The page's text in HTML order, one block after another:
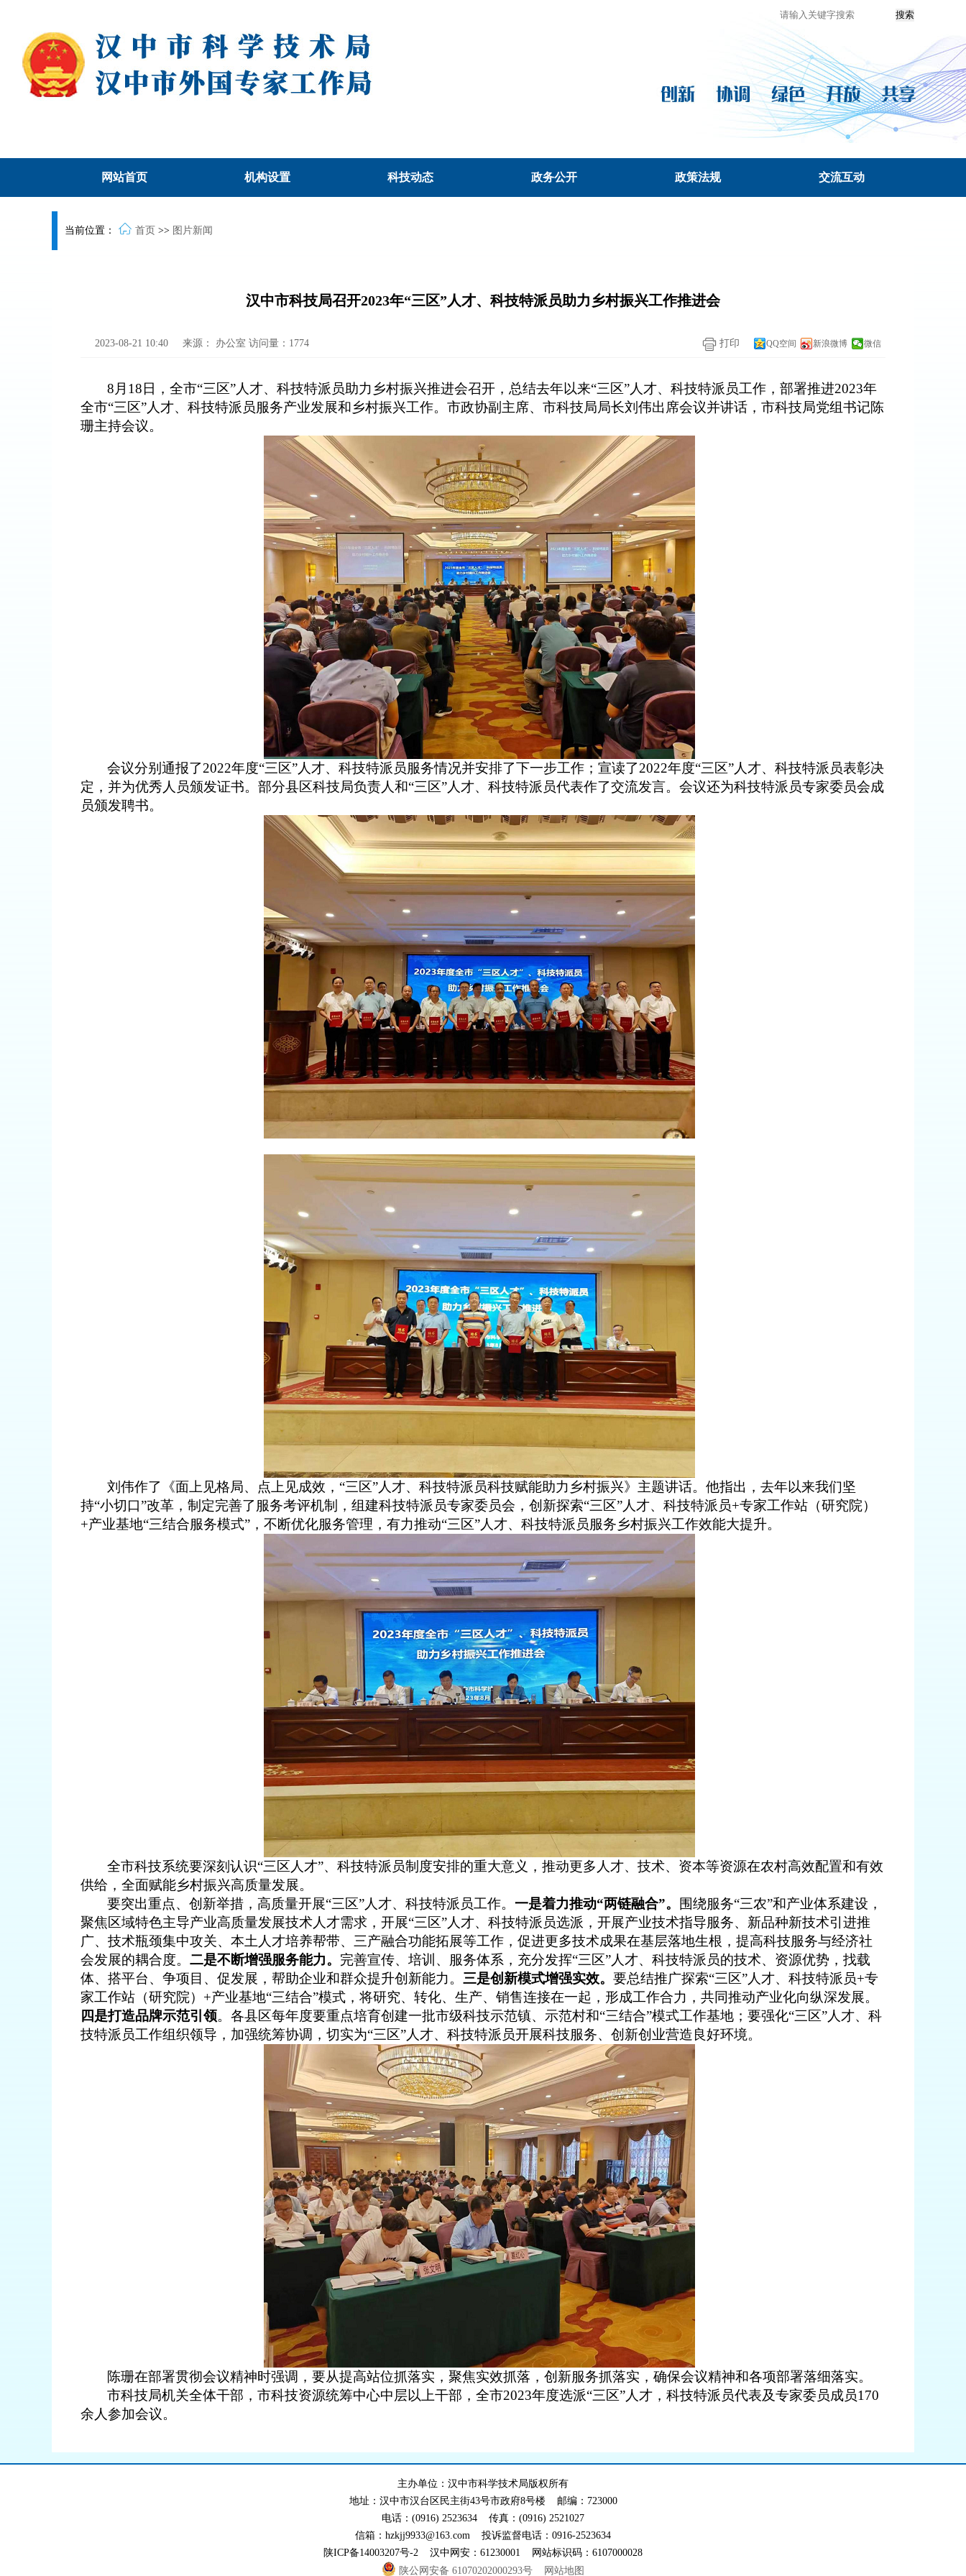
网站首页 机构设置 科技动态 政务公开 政策法规 交流互动
当前位置： 首页 >> 图片新闻
汉中市科技局召开2023年“三区”人才、科技特派员助力乡村振兴工作推进会
2023-08-21 10:40 来源： 办公室 访问量： 1774 打印 QQ空间 新浪微博 微信
8 月 18 日，全市“三区”人才、科技特派员助力乡村振兴推进会召开，总结去年以来“三区”人才、科技特派员工作，部署推进2023年
全市“三区”人才、 科技特派员服务产业发展和乡村振兴工作。市政协副主席、市科技局局长刘伟出席会议并讲话， 市科技局党组书记陈
珊主持会议。
会议分别通报了2022年度“三区”人才、科技特派员服务情况并安排了下一步工作；宣读了2022年度“三区”人才、科技特派员表彰决
定 ，并为优秀 人员颁发证书。 部分县区科技局负责人和“三区”人才、科技特派员代表作了交流发言。会议还为科技特派员专家委员会成
员颁发聘书。
刘伟作了《面上见格局、点上见成效，“三区”人才、科技特派员科技赋能助力乡村振兴》主题讲话。他指出，去年以来我们坚
持“小切口”改革，制定完善了 服务考评机制，组建科技特派员专家委员会， 创新探索“三区”人才、科技特派员+专家工作站（研究院）
+产业基地“三结合服务模式”，不断优化服务管理，有力推动“三区”人才、科技特派员服务乡村振兴工作效能大提升。
全市科技系统要深刻认识“三区人才”、科技特派员制度安排的重大意义 ，推动更多人才、技术、资本等资源在农村高效配置和有效
供给， 全面赋能乡村振兴高质量发展。
要突出重点、创新举措 ，高质量开展“三区”人才、科技特派员工作。一是着力推动“两链融合”。 围绕服务“三农”和产业体系建设，
聚焦区域特色主导产业高质量发展技术人才需求，开展“三区”人才、 科技特派员选派，开展产业技术指导服务、新品种新技术引进推
广、技术瓶颈集中攻关、本土人才培养帮带、三产融合功能拓展等工作，促进更多技术成果在基层落地生根， 提高科技服务与经济社
会发展的耦合度。 二是不断增强服务能力。 完善宣传、培训、服务体系， 充分发挥“三区”人才、科技特派员的技术、资源优势，找载
体、搭平台、争项目、 促发展，帮助企业和群众提升创新能力。 三是创新模式增强实效。 要总结推广探索“三区”人才、科技特派员+专
家工作站（研究院） +产业基地“三结合”模式，将研究、转化、生产、 销售连接在一起， 形成工作合力，共同推动产业化向纵深发展。
四是打造品牌示范引领。各县区每年度要重点培育创建一批市级科技示范镇、示范村和“三结合”模式工作基地； 要强化“三区”人才、科
技特派员工作组织领导 ，加强统筹协调， 切实为“三区”人才、科技特派员开展科技服务、创新创业营造良好环境。
陈珊在部署贯彻会议精神时强调，要从提高站位抓落实，聚焦实效抓落，创新服务抓落实，确保会议精神和各项部署落细落实。
市科技局机关全体干部，市科技资源统筹中心中层以上干部，全市2023年度选派“三区”人才，科技特派员代表及专家委员成员170
余人参加会议。
主办单位：汉中市科学技术局版权所有
地址：汉中市汉台区民主街43号市政府8号楼 邮编：723000
电话：(0916) 2523634 传真：(0916) 2521027
信箱：hzkjj9933@163.com 投诉监督电话：0916-2523634
陕ICP备14003207号-2 汉中网安：61230001 网站标识码：6107000028
陕公网安备 61070202000293号
网站地图